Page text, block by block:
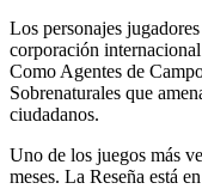
Los personajes
corporación
Como Agentes de
Sobrenaturales que
ciudadanos.
Uno de los juegos más
meses. La Reseña está